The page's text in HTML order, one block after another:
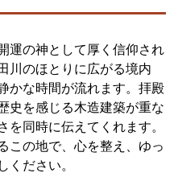
運の神として厚く信仰され
川のほとりに広がる境内
かな時間が流れます。拝殿
史を感じる木造建築が重な
を同時に伝えてくれます。
この地で、心を整え、ゆっ
ください。